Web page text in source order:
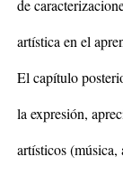
de
artística en el
El capítulo
la expresión,
artísticos (música,